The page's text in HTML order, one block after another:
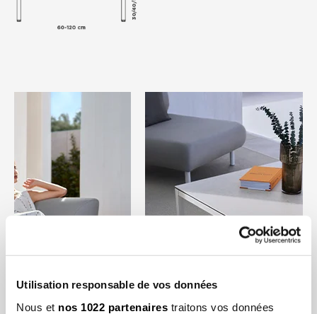
Utilisation responsable de vos données
Nous et nos 1022 partenaires traitons vos données